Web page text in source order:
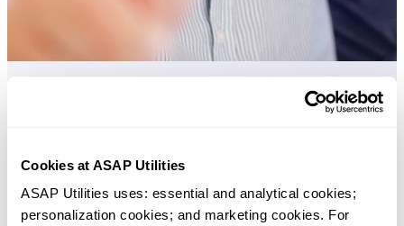
Cookies at ASAP Utilities
ASAP Utilities uses: essential and analytical cookies;
personalization cookies; and marketing cookies. For
多くの Excel ユーザーが Excel に標準搭載してほしい実用的な
Excel の作業をもっと速く、もっと簡単
に。